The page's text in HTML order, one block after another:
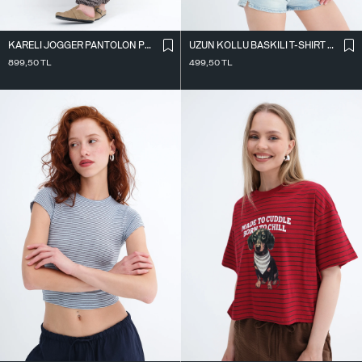
KARELI JOGGER PANTOLON PN18222
899,50TL
UZUN KOLLU BASKILI T-SHIRT P10696
499,50TL